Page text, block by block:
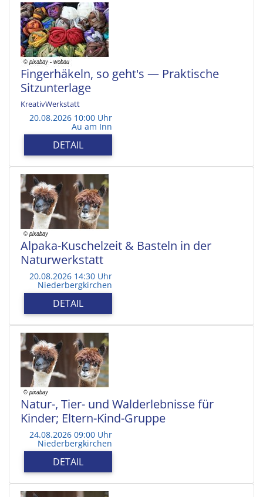
Fingerhäkeln, so geht's — Praktische
Sitzunterlage
KreativWerkstatt
20.08.2026 10:00 Uhr
Au am Inn
DETAIL
Alpaka-Kuschelzeit & Basteln in der
Naturwerkstatt
20.08.2026 14:30 Uhr
Niederbergkirchen
DETAIL
Natur-, Tier- und Walderlebnisse für
Kinder; Eltern-Kind-Gruppe
24.08.2026 09:00 Uhr
Niederbergkirchen
DETAIL